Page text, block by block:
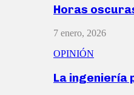
Horas
7 enero, 2026
OPINIÓN
La ingeniería